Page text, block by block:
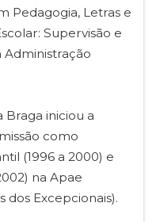
Pedagogia, Letras e
Supervisão e
Braga iniciou a
como
(1996 a 2000) e
na Apae
dos Excepcionais).